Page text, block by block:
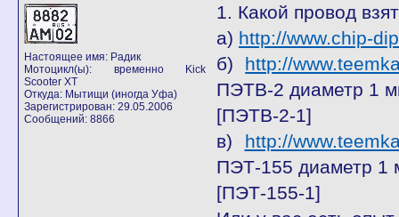
Настоящее имя: Радик
Мотоцикл(ы): временно Kick
Scooter XT
Откуда: Мытищи (иногда Уфа)
Зарегистрирован: 29.05.2006
Сообщений: 8866
1. Какой провод
а) http://www.chip-
б) http://
ПЭТВ-2 диаметр 1
[ПЭТВ-2-1]
в) http://
ПЭТ-155 диаметр 1
[ПЭТ-155-1]